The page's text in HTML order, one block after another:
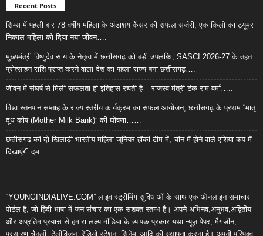
Recent Posts
सिम्स में पहली बार 78 वर्षीय महिला के अंडाशय कैंसर की सफल सर्जरी, एक किलो का ट्यूमर
निकाल महिला को दिया नया जीवन….
मुख्यमंत्री विष्णुदेव साय के नेतृत्व में छत्तीसगढ़ को बड़ी उपलब्धि, SASCI 2026-27 के तहत
प्रोत्साहन राशि प्राप्त करने वाला देश का पहला राज्य बना छत्तीसगढ़….
जीवन में संघर्ष से मिली सफलता ही इतिहास रचती है – राजस्व मंत्री टंक राम वर्मा…..
विश्व स्तनपान सप्ताह के राज्य स्तरीय कार्यक्रम का सफल आयोजन, छत्तीसगढ़ के प्रथम “मातृ
दूध कोष (Mother Milk Bank)” की घोषणा……
छत्तीसगढ़ की दो खिलाड़ी भारतीय महिला जूनियर हॉकी टीम में, चीन में होने वाले एशिया कप में
दिखाएंगी दम….
“YOUNGINDIALIVE.COM” लाइव स्ट्रीमिंग सुविधाओं के साथ एक ऑनलाइन समाचार
पोर्टल है, जो हिंदी भाषा में जन-संचार का एक सशक्त स्तम्भ है। अपने अभिनव,अनुभव,अद्वितीय
और अप्रतिम प्रयास से हमारा लक्ष्य मीडिया के व्यापक प्रकार यथा न्यूज़ पेपर, मैगजीन,
प्रसारण चैनलों, टेलीविजन, रेडियो स्टेशन, सिनेमा आदि की स्थापना करना है। अपनी परिपक्व,